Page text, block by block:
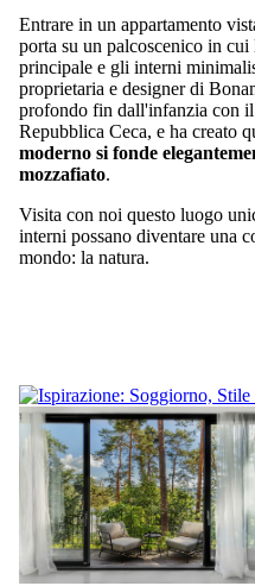
Entrare in un appartamento
porta su un palcoscenico in cui
principale e gli interni
proprietaria e designer di
profondo fin dall'infanzia con
Repubblica Ceca, e ha creato
moderno si fonde
mozzafiato.
Visita con noi questo luogo
interni possano diventare una
mondo: la natura.